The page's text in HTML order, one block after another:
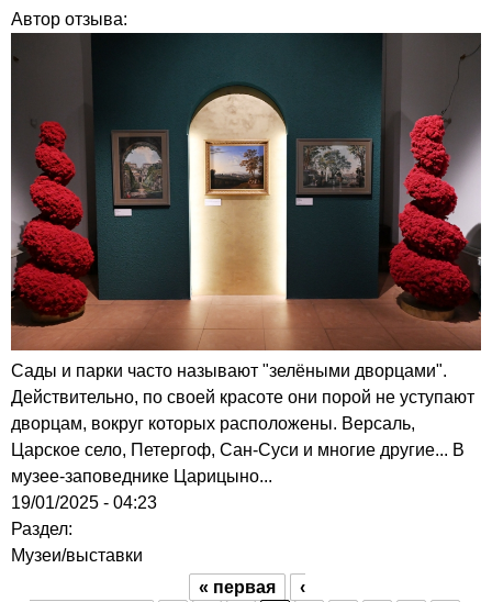
Автор отзыва:
Сады и парки часто называют "зелёными дворцами".
Действительно, по своей красоте они порой не уступают
дворцам, вокруг которых расположены. Версаль,
Царское село, Петергоф, Сан-Суси и многие другие... В
музее-заповеднике Царицыно...
19/01/2025 - 04:23
Раздел:
Музеи/выставки
« первая
‹